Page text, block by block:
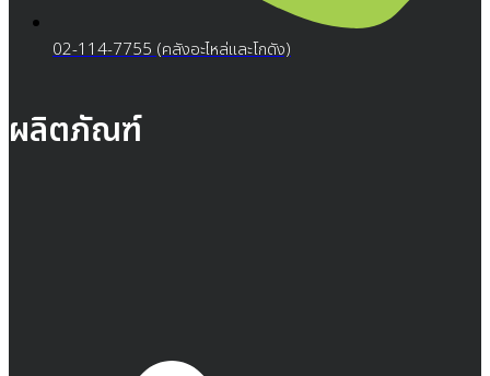
02-114-7755 (คลังอะไหล่และโกดัง)
ผลิตภัณฑ์